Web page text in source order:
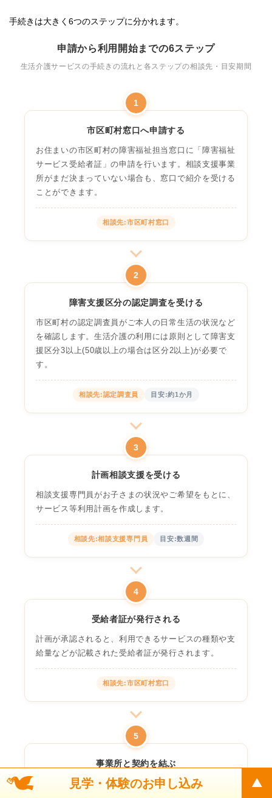
手続きは大きく6つのステップに分かれます。
申請から利用開始までの6ステップ
生活介護サービスの手続きの流れと各ステップの相談先・目安期間
1
市区町村窓口へ申請する
お住まいの市区町村の障害福祉担当窓口に「障害福祉
サービス受給者証」の申請を行います。相談支援事業
所がまだ決まっていない場合も、窓口で紹介を受ける
ことができます。
相談先:市区町村窓口
2
障害支援区分の認定調査を受ける
市区町村の認定調査員がご本人の日常生活の状況など
を確認します。生活介護の利用には原則として障害支
援区分3以上(50歳以上の場合は区分2以上)が必要で
す。
相談先:認定調査員 目安:約1か月
3
計画相談支援を受ける
相談支援専門員がお子さまの状況やご希望をもとに、
サービス等利用計画を作成します。
相談先:相談支援専門員 目安:数週間
4
受給者証が発行される
計画が承認されると、利用できるサービスの種類や支
給量などが記載された受給者証が発行されます。
相談先:市区町村窓口
5
事業所と契約を結ぶ
受給者証を持参し、利用したい事業所と契約を行いま
見学・体験のお申し込み